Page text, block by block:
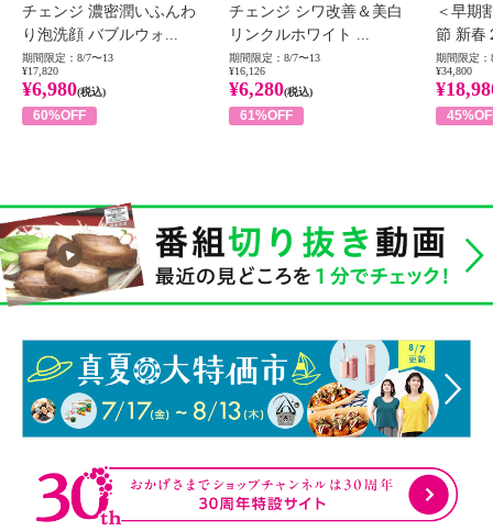
チェンジ 濃密潤いふんわ
り泡洗顔 バブルウォ...
期間限定：8/7〜13
¥17,820
¥6,980(税込)
60%OFF
チェンジ シワ改善＆美白
リンクルホワイト ...
期間限定：8/7〜13
¥16,126
¥6,280(税込)
61%OFF
＜早期
節 新春
期間限定：
¥34,800